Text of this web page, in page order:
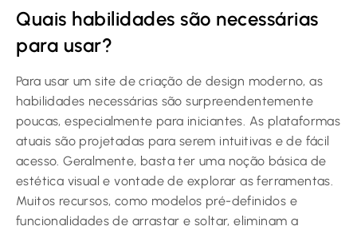
Quais habilidades são necessárias
para usar?
Para usar um site de criação de design moderno, as
habilidades necessárias são surpreendentemente
poucas, especialmente para iniciantes. As plataformas
atuais são projetadas para serem intuitivas e de fácil
acesso. Geralmente, basta ter uma noção básica de
estética visual e vontade de explorar as ferramentas.
Muitos recursos, como modelos pré-definidos e
funcionalidades de arrastar e soltar, eliminam a